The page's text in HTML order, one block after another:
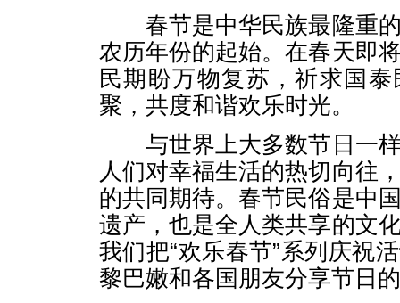
春节是中华民族最隆重的
农历年份的起始。在春天即
民期盼万物复苏，祈求国
聚，共度和谐欢乐时光。
与世界上大多数节日一样
人们对幸福生活的热切向往
的共同期待。春节民俗是中
遗产，也是全人类共享的文
我们把“欢乐春节”系列庆祝
黎巴嫩和各国朋友分享节日